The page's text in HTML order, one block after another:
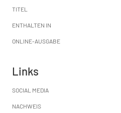
TITEL
ENTHALTEN IN
ONLINE-AUSGABE
Links
SOCIAL MEDIA
NACHWEIS